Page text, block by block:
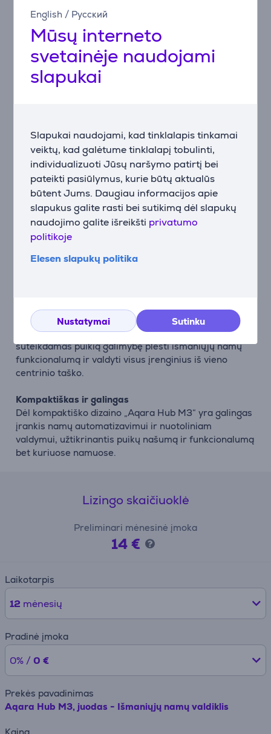
English / Русский
Mūsų interneto
svetainėje naudojami
slapukai
Slapukai naudojami, kad tinklalapis tinkamai
veiktų, kad galėtume tinklalapį tobulinti,
individualizuoti Jūsų naršymo patirtį bei
pateikti pasiūlymus, kurie būtų aktualūs
būtent Jums. Daugiau informacijos apie
slapukus galite rasti bei sutikimą dėl slapukų
naudojimo galite išreikšti privatumo
politikoje
Elesen slapukų politika
Nustatymai Sutinku
Universalus išmaniųjų namų sprendimas
„Aqara Hub M3“ sukurtas prijungti ir valdyti įvairius
„Aqara“ išmaniuosius įrenginius. Naudojant „Zigbee
Platus platformų palaikymas
„Hub M3“ suderinamas su įvairiomis išmaniųjų namų
platformomis, įskaitant „Apple HomeKit“, „Google
Assistant“, „Amazon Alexa“ ir „IFTTT“. Tai lankstus ir
plačiai palaikomas sprendimas, atitinkantis kiekvieno
vartotojo poreikius.
Integruotas IR valdiklis
„M3“ turi integruotą infraraudonųjų spindulių (IR)
valdiklį, leidžiantį valdyti buities prietaisus, tokius kaip
Palaikymas daugeliui įrenginių
„Hub M3“ palaiko iki 128 prijungtų įrenginių,
suteikdamas puikią galimybę plėsti išmaniųjų namų
funkcionalumą ir valdyti visus įrenginius iš vieno
centrinio taško.
Kompaktiškas ir galingas
Dėl kompaktiško dizaino „Aqara Hub M3“ yra galingas
įrankis namų automatizavimui ir nuotoliniam
valdymui, užtikrinantis puikų našumą ir funkcionalumą
bet kuriuose namuose.
Lizingo skaičiuoklė
Preliminari mėnesinė įmoka
14 €
Laikotarpis
12 mėnesių
Pradinė įmoka
0% / 0 €
Prekės pavadinimas
Aqara Hub M3, juodas - Išmaniųjų namų valdiklis